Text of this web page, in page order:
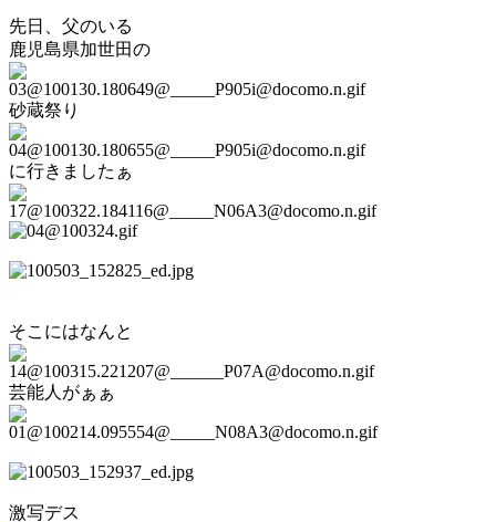
先日、父のいる
鹿児島県加世田の
砂蔵祭り
に行きましたぁ
そこにはなんと
芸能人がぁぁ
激写デス